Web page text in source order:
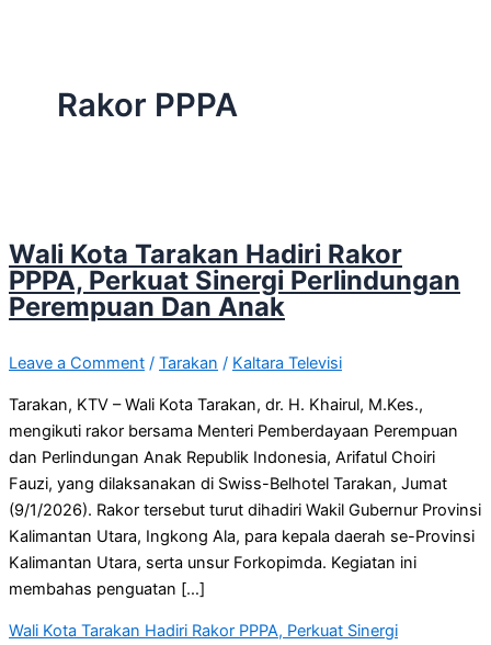
Rakor PPPA
Wali Kota Tarakan Hadiri Rakor
PPPA, Perkuat Sinergi Perlindungan
Perempuan Dan Anak
Leave a Comment / Tarakan / Kaltara Televisi
Tarakan, KTV – Wali Kota Tarakan, dr. H. Khairul, M.Kes.,
mengikuti rakor bersama Menteri Pemberdayaan Perempuan
dan Perlindungan Anak Republik Indonesia, Arifatul Choiri
Fauzi, yang dilaksanakan di Swiss-Belhotel Tarakan, Jumat
(9/1/2026). Rakor tersebut turut dihadiri Wakil Gubernur Provinsi
Kalimantan Utara, Ingkong Ala, para kepala daerah se-Provinsi
Kalimantan Utara, serta unsur Forkopimda. Kegiatan ini
membahas penguatan […]
Wali Kota Tarakan Hadiri Rakor PPPA, Perkuat Sinergi